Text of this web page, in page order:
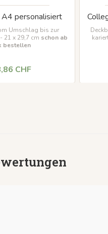
personalisiert
Umschlag bis zur
21 x 29,7 cm schon ab
bestellen
CHF